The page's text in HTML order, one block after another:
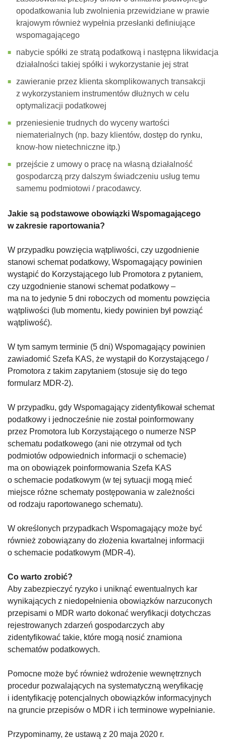
opodatkowania lub zwolnienia przewidziane w prawie
krajowym również wypełnia przesłanki definiujące
wspomagającego
nabycie spółki ze stratą podatkową i następna likwidacja
działalności takiej spółki i wykorzystanie jej strat
zawieranie przez klienta skomplikowanych transakcji
z wykorzystaniem instrumentów dłużnych w celu
optymalizacji podatkowej
przeniesienie trudnych do wyceny wartości
niematerialnych (np. bazy klientów, dostęp do rynku,
know-how nietechniczne itp.)
przejście z umowy o pracę na własną działalność
gospodarczą przy dalszym świadczeniu usług temu
samemu podmiotowi / pracodawcy.
Jakie są podstawowe obowiązki Wspomagającego
w zakresie raportowania?
W przypadku powzięcia wątpliwości, czy uzgodnienie
stanowi schemat podatkowy, Wspomagający powinien
wystąpić do Korzystającego lub Promotora z pytaniem,
czy uzgodnienie stanowi schemat podatkowy –
ma na to jedynie 5 dni roboczych od momentu powzięcia
wątpliwości (lub momentu, kiedy powinien był powziąć
wątpliwość).
W tym samym terminie (5 dni) Wspomagający powinien
zawiadomić Szefa KAS, że wystąpił do Korzystającego /
Promotora z takim zapytaniem (stosuje się do tego
formularz MDR-2).
W przypadku, gdy Wspomagający zidentyfikował schemat
podatkowy i jednocześnie nie został poinformowany
przez Promotora lub Korzystającego o numerze NSP
schematu podatkowego (ani nie otrzymał od tych
podmiotów odpowiednich informacji o schemacie)
ma on obowiązek poinformowania Szefa KAS
o schemacie podatkowym (w tej sytuacji mogą mieć
miejsce różne schematy postępowania w zależności
od rodzaju raportowanego schematu).
W określonych przypadkach Wspomagający może być
również zobowiązany do złożenia kwartalnej informacji
o schemacie podatkowym (MDR-4).
Co warto zrobić?
Aby zabezpieczyć ryzyko i uniknąć ewentualnych kar
wynikających z niedopełnienia obowiązków narzuconych
przepisami o MDR warto dokonać weryfikacji dotychczas
rejestrowanych zdarzeń gospodarczych aby
zidentyfikować takie, które mogą nosić znamiona
schematów podatkowych.
Pomocne może być również wdrożenie wewnętrznych
procedur pozwalających na systematyczną weryfikację
i identyfikację potencjalnych obowiązków informacyjnych
na gruncie przepisów o MDR i ich terminowe wypełnianie.
Przypominamy, że ustawą z 20 maja 2020 r.